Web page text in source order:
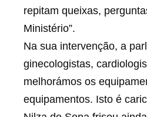
repitam queixas,
Ministério”.
Na sua intervenção, a
ginecologistas,
melhorámos os
equipamentos. Isto é